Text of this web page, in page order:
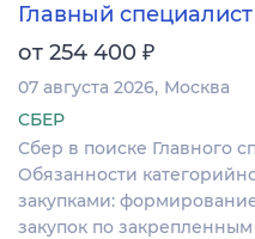
Главный
от 254 400 ₽
07 августа 2026 Москва
СБЕР
Сбер в поиске Главного
Обязанности
закупками:
закупок по